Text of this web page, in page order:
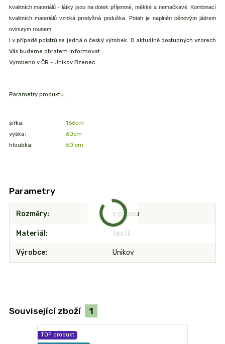
kvalitních materiálů - látky jsou na dotek příjemné, měkké a nemačkavé. Kombinací
kvalitních materiálů vzniká prodyšná poduška. Potah je naplněn pěnovým jádrem
ovinutým rounem.
I v případě polstrů se jedná o český výrobek. O aktuálně dostupných vzorech
Vás budeme obratem informovat.
Vyrobeno v ČR - Unikov Bzenec.
Parametry produktu:
šířka:
166cm
výška:
60cm
hloubka:
60 cm
Parametry
Rozměry v popisu
Materiál textil
Výrobce Unikov
Související zboží 1
TOP produkt